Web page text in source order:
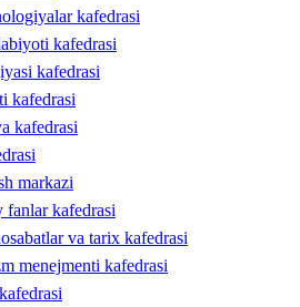
kafedrasi
kafedrasi
kafedrasi
kafedrasi
kafedrasi
markazi
fanlar kafedrasi
va tarix kafedrasi
menejmenti kafedrasi